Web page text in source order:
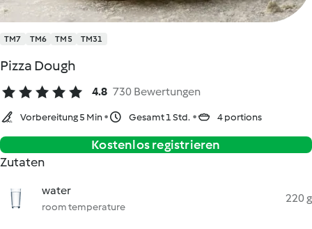
TM7 TM6 TM5 TM31
Pizza Dough
4.8 730 Bewertungen
Vorbereitung 5 Min Gesamt 1 Std. 4 portions
Kostenlos registrieren
Zutaten
water
room temperature
220 g